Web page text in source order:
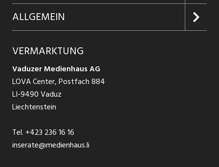
Firmen entdecken
Jobs in Graubünden
Jobs in St. Gallen
Jobs in Glarus
Jobs in der Südostschweiz
Temporär Jobs
Inserieren
Produkte
Schnittstelle
Glossar
Ratgeber Bewerbung / Rekrutierung
ALLGEMEIN
AGB
Datenschutzbestimmungen
Nutzungsbedingungen
Impressum
VERMARKTUNG
Vaduzer Medienhaus AG
LOVA Center, Postfach 884
LI-9490 Vaduz
Liechtenstein
Tel. +423 236 16 16
inserate@medienhaus.li